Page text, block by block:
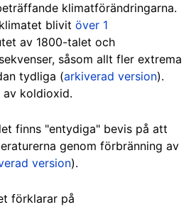
klimatförändringarna.
blivit över 1
av 1800-talet och
såsom allt fler extrema
tydliga (arkiverad version).
av koldioxid.
finns "entydiga" bevis på att
genom förbränning av
version).
förklarar på